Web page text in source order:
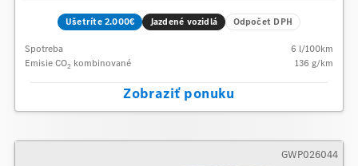
Ušetríte 2.000€ Jazdené vozidlá Odpočet DPH
Spotreba 6 l/100km
Emisie CO2 kombinované 136 g/km
Zobraziť ponuku
GWP026044